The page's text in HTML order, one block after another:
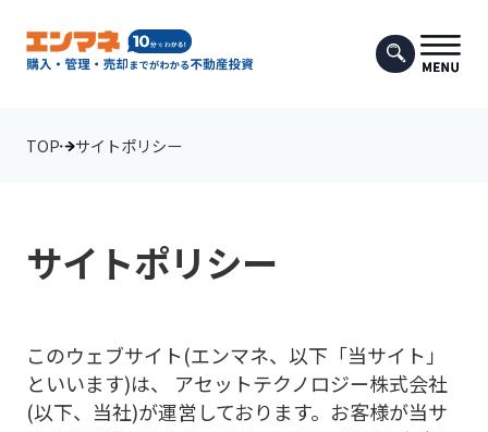
TOP サイトポリシー
サイトポリシー
このウェブサイト(エンマネ、以下「当サイト」
といいます)は、 アセットテクノロジー株式会社
(以下、当社)が運営しております。お客様が当サ